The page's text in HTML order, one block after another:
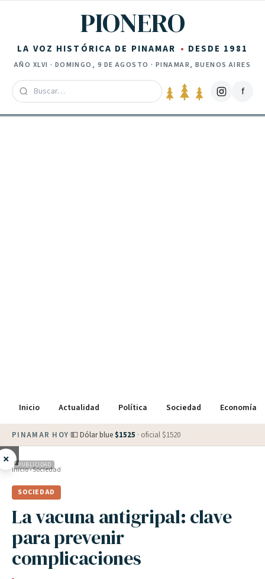
PIONERO
LA VOZ HISTÓRICA DE PINAMAR DESDE 1981
AÑO XLVI · DOMINGO, 9 DE AGOSTO · PINAMAR, BUENOS AIRES
f
Inicio Actualidad Política Sociedad Economía
PINAMAR HOY·💵 Dólar blue $1525 · oficial $1520
× PUBLICIDAD
Inicio›Sociedad
SOCIEDAD
La vacuna antigripal: clave
para prevenir
complicaciones